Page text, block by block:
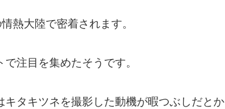
熱大陸で密着されます。
注目を集めたそうです。
キタキツネを撮影した動機が暇つぶしだとか